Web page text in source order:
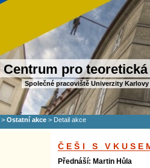
Centrum pro
Společné pracoviště Univerzity
> Ostatní akce > Detail akce
ČEŠI S
Přednáší: Martin Hůla